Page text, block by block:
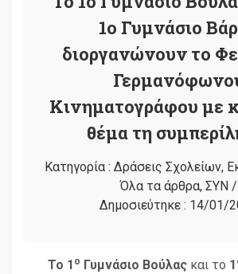
1ο Γυμνάσιο
διοργανώνουν το
Κινηματογράφου με
θέμα τη
Κατηγορία : Δράσεις Σχολείων,
Όλα τα άρθρα, ΣΥΝ /
Δημοσιεύτηκε : 14/01/
Το 1 ο Γυμνάσιο Βούλας και το 1